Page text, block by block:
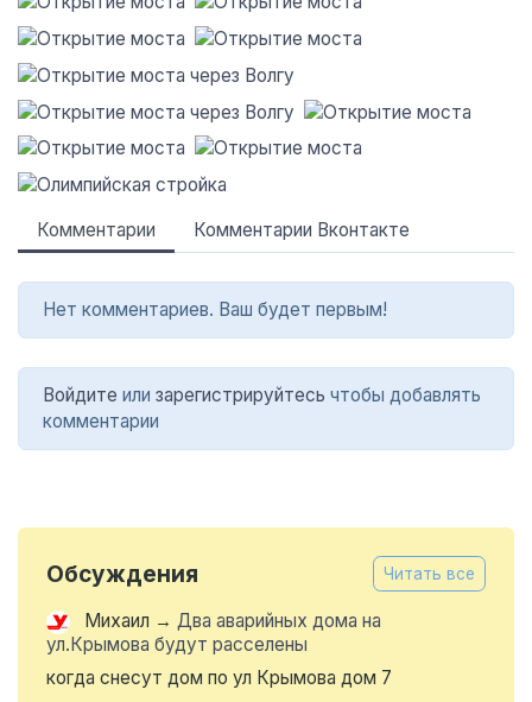
Комментарии Комментарии Вконтакте
Нет комментариев. Ваш будет первым!
Войдите или зарегистрируйтесь чтобы добавлять
комментарии
Обсуждения Читать все
Михаил → Два аварийных дома на
ул.Крымова будут расселены
когда снесут дом по ул Крымова дом 7